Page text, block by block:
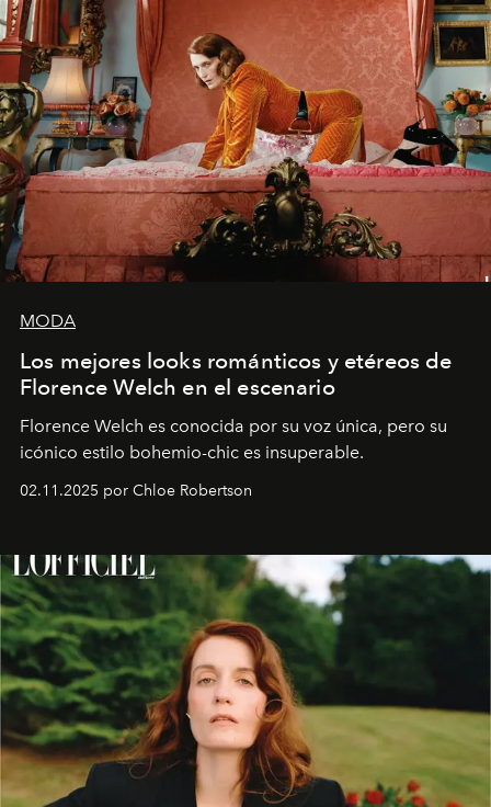
MODA
Los mejores looks románticos y etéreos de
Florence Welch en el escenario
Florence Welch es conocida por su voz única, pero su
icónico estilo bohemio-chic es insuperable.
02.11.2025 por Chloe Robertson